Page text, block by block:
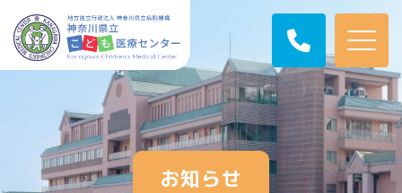
お知らせ